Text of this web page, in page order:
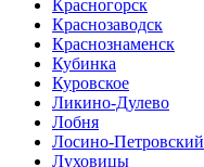
Красногорск
Краснозаводск
Краснознаменск
Кубинка
Куровское
Ликино-Дулево
Лобня
Лосино-Петровский
Луховицы